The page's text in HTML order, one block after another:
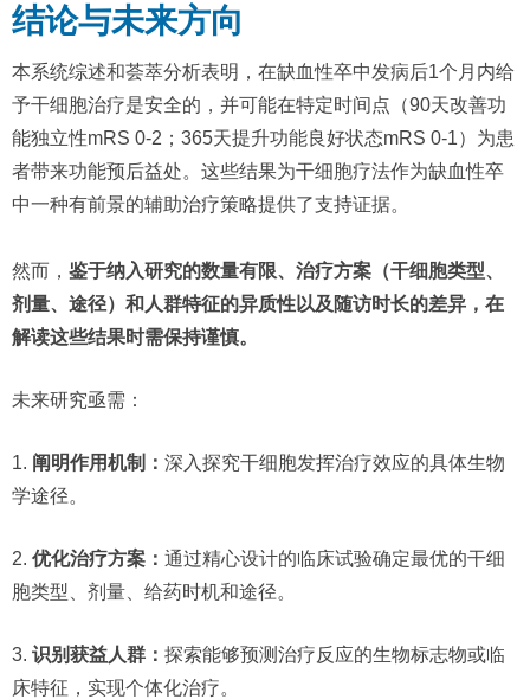
结论与未来方向
本系统综述和荟萃分析表明，在缺血性卒中发病后1个月内给
予干细胞治疗是安全的，并可能在特定时间点（90天改善功
能独立性mRS 0-2；365天提升功能良好状态mRS 0-1）为患
者带来功能预后益处。这些结果为干细胞疗法作为缺血性卒
中一种有前景的辅助治疗策略提供了支持证据。
然而， 鉴于纳入研究的数量有限、治疗方案（干细胞类型、
剂量、途径）和人群特征的异质性以及随访时长的差异，在
解读这些结果时需保持谨慎。
未来研究亟需：
1. 阐明作用机制： 深入探究干细胞发挥治疗效应的具体生物
学途径。
2. 优化治疗方案： 通过精心设计的临床试验确定最优的干细
胞类型、剂量、给药时机和途径。
3. 识别获益人群： 探索能够预测治疗反应的生物标志物或临
床特征，实现个体化治疗。